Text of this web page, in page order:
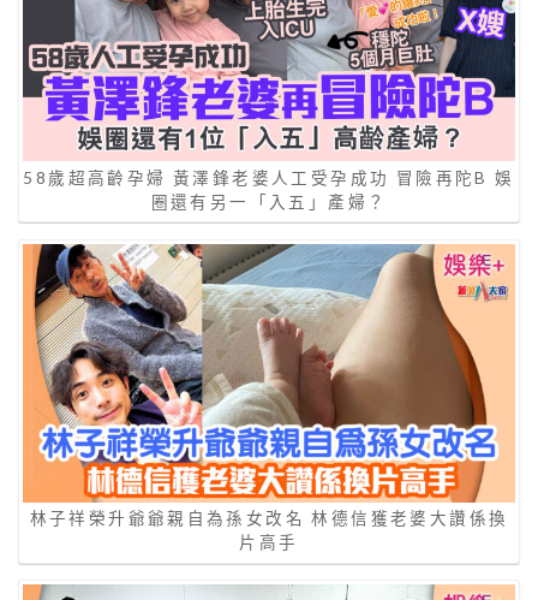
58歲超高齡孕婦 黃澤鋒老婆人工受孕成功 冒險再陀B 娛
圈還有另一「入五」產婦？
林子祥榮升爺爺親自為孫女改名 林德信獲老婆大讚係換
片高手